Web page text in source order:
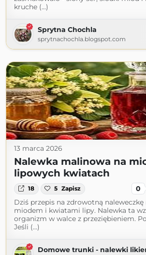
kruche (...)
Sprytna Chochla
sprytnachochla.blogspot.com
13 marca 2026
Nalewka malinowa na
lipowych kwiatach
18 5 Zapisz 0
Dziś przepis na zdrowotną
miodem i kwiatami lipy. Nalewka ta
organizm w walce z przeziębieniem.
Jeśli (...)
Domowe trunki - nalewki